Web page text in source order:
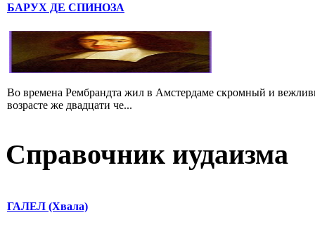
БАРУХ ДЕ СПИНОЗА
Во времена Рембрандта жил в Амстердаме скромный и
возрасте же двадцати че...
Справочник иудаизма
ГАЛЕЛ (Хвала)